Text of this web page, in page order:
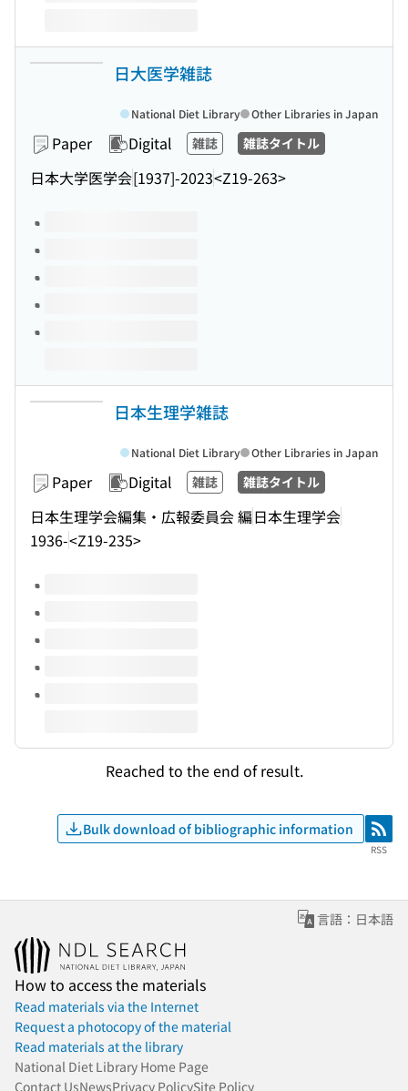
日大医学雑誌
Paper Digital 雑誌 雑誌タイトル
日本大学医学会[1937]-2023<Z19-263>
National Diet Library Other Libraries in Japan
Volumes of this title
日本生理学雑誌
Paper Digital 雑誌 雑誌タイトル
日本生理学会編集・広報委員会 編日本生理学会
1936-<Z19-235>
National Diet Library Other Libraries in Japan
Volumes of this title
Reached to the end of result.
Bulk download of bibliographic information RSS
RSS
言語：日本語
How to access the materials
Read materials via the Internet
Request a photocopy of the material
Read materials at the library
National Diet Library Home Page
Contact UsNewsPrivacy PolicySite Policy